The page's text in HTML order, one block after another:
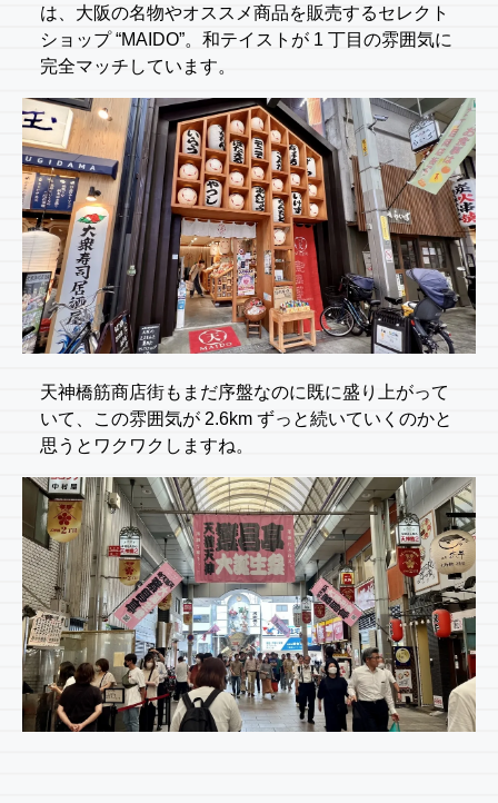
は、大阪の名物やオススメ商品を販売するセレクト
ショップ “MAIDO”。和テイストが 1 丁目の雰囲気に
完全マッチしています。
天神橋筋商店街もまだ序盤なのに既に盛り上がって
いて、この雰囲気が 2.6km ずっと続いていくのかと
思うとワクワクしますね。